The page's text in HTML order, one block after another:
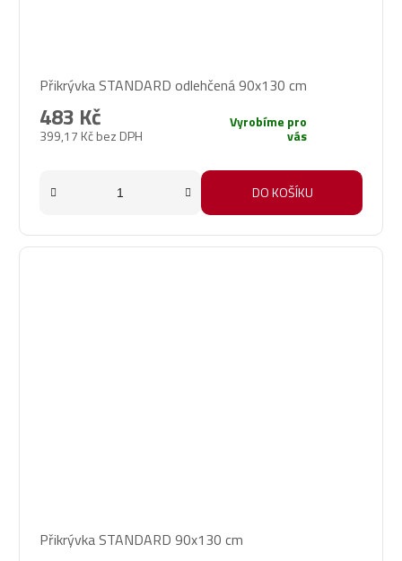
Přikrývka STANDARD odlehčená 90x130 cm
399,17 Kč bez DPH
483 Kč Vyrobíme pro
vás
DO KOŠÍKU
Přikrývka STANDARD 90x130 cm